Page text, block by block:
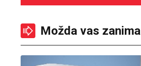
Možda vas zanima